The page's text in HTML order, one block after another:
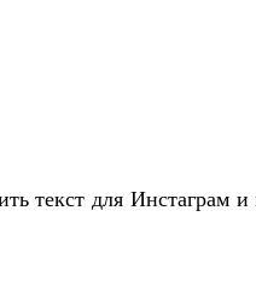
текст для Инстаграм